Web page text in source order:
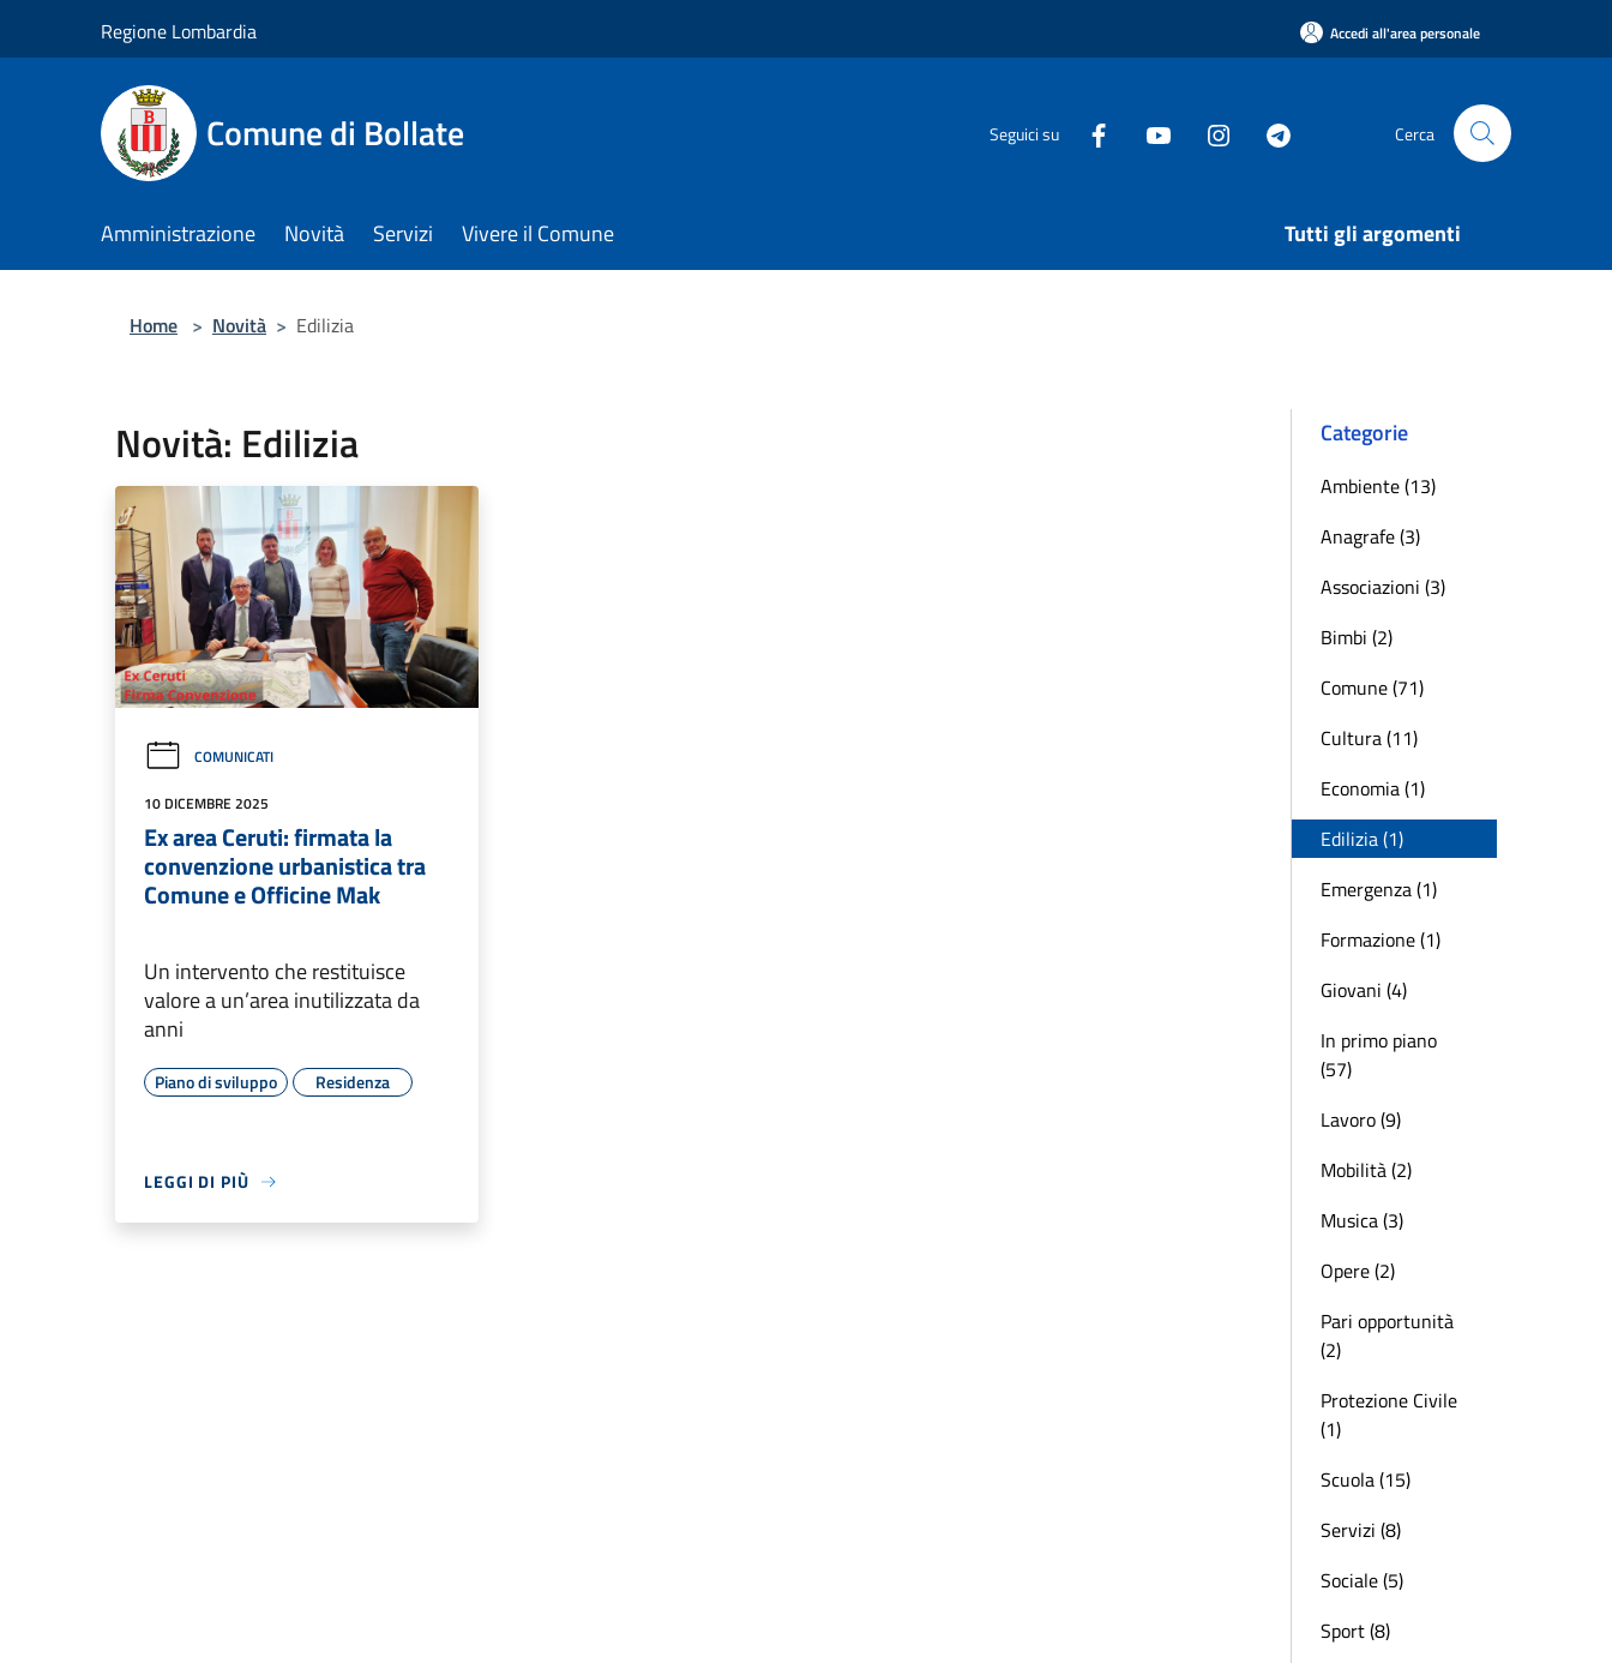
Regione Lombardia Accedi all'area personale
Comune di Bollate Seguici su Cerca
Amministrazione Novità Servizi Vivere il Comune Tutti gli argomenti
Home > Novità > Edilizia
Novità: Edilizia
COMUNICATI
10 DICEMBRE 2025
Ex area Ceruti: firmata la
convenzione urbanistica tra
Comune e Officine Mak
Un intervento che restituisce
valore a un’area inutilizzata da
anni
Piano di sviluppo Residenza
LEGGI DI PIÙ
Categorie
Ambiente (13)
Anagrafe (3)
Associazioni (3)
Bimbi (2)
Comune (71)
Cultura (11)
Economia (1)
Edilizia (1)
Emergenza (1)
Formazione (1)
Giovani (4)
In primo piano
(57)
Lavoro (9)
Mobilità (2)
Musica (3)
Opere (2)
Pari opportunità
(2)
Protezione Civile
(1)
Scuola (15)
Servizi (8)
Sociale (5)
Sport (8)